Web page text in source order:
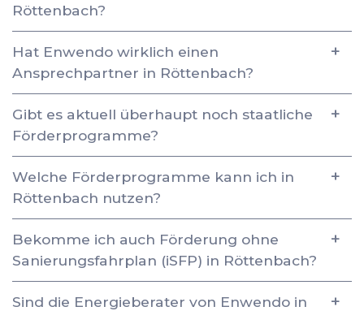
Röttenbach?
Hat Enwendo wirklich einen
Ansprechpartner in Röttenbach?
Gibt es aktuell überhaupt noch staatliche
Förderprogramme?
Welche Förderprogramme kann ich in
Röttenbach nutzen?
Bekomme ich auch Förderung ohne
Sanierungsfahrplan (iSFP) in Röttenbach?
Sind die Energieberater von Enwendo in